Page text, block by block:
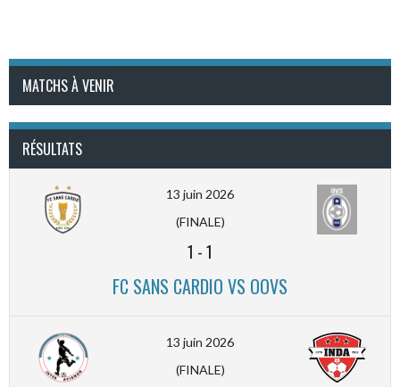
MATCHS À VENIR
RÉSULTATS
13 juin 2026
(FINALE)
1 -1
FC SANS CARDIO VS OOVS
13 juin 2026
(FINALE)